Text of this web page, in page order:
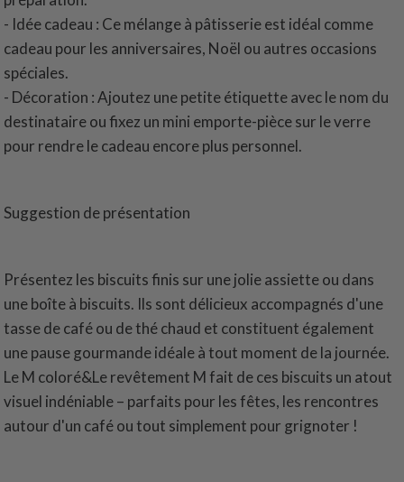
- Idée cadeau : Ce mélange à pâtisserie est idéal comme
cadeau pour les anniversaires, Noël ou autres occasions
spéciales.
- Décoration : Ajoutez une petite étiquette avec le nom du
destinataire ou fixez un mini emporte-pièce sur le verre
pour rendre le cadeau encore plus personnel.
Suggestion de présentation
Présentez les biscuits finis sur une jolie assiette ou dans
une boîte à biscuits. Ils sont délicieux accompagnés d'une
tasse de café ou de thé chaud et constituent également
une pause gourmande idéale à tout moment de la journée.
Le M coloré&Le revêtement M fait de ces biscuits un atout
visuel indéniable – parfaits pour les fêtes, les rencontres
autour d'un café ou tout simplement pour grignoter !